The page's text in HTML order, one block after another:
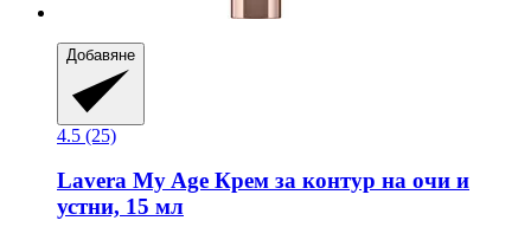
Добавяне
4.5 (25)
Lavera My Age Крем за контур на очи и
устни, 15 мл